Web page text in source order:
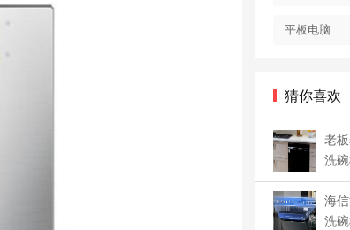
平板电脑
猜你喜欢
老
洗
海
洗